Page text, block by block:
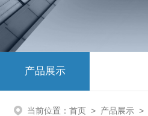
产品展示
当前位置： 首页 > 产品展示 >